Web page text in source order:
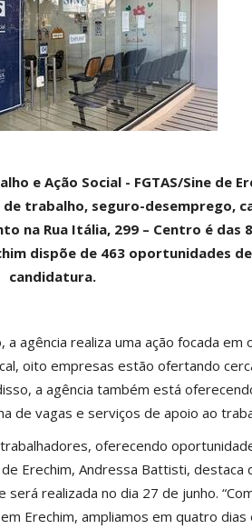
e Ação Social - FGTAS/Sine de
de trabalho, seguro-desemprego,
na Rua Itália, 299 – Centro é das
dispõe de 463 oportunidades
candidatura.
agência realiza uma ação focada em
oito empresas estão ofertando
a agência também está
de vagas e serviços de apoio ao
oferecendo
Erechim, Andressa Battisti, destaca
será realizada no dia 27 de junho.
Erechim, ampliamos em quatro dias